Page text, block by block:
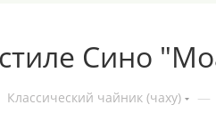
Сино
Классический чайник (чаху) —